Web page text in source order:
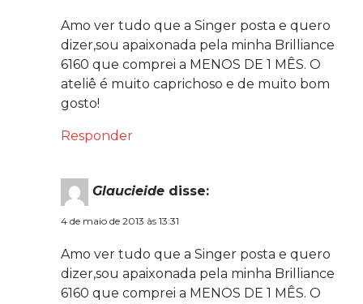
Amo ver tudo que a Singer posta e quero
dizer,sou apaixonada pela minha Brilliance
6160 que comprei a MENOS DE 1 MÊS. O
ateliê é muito caprichoso e de muito bom
gosto!
Responder
Glaucieide disse:
4 de maio de 2013 às 13:31
Amo ver tudo que a Singer posta e quero
dizer,sou apaixonada pela minha Brilliance
6160 que comprei a MENOS DE 1 MÊS. O